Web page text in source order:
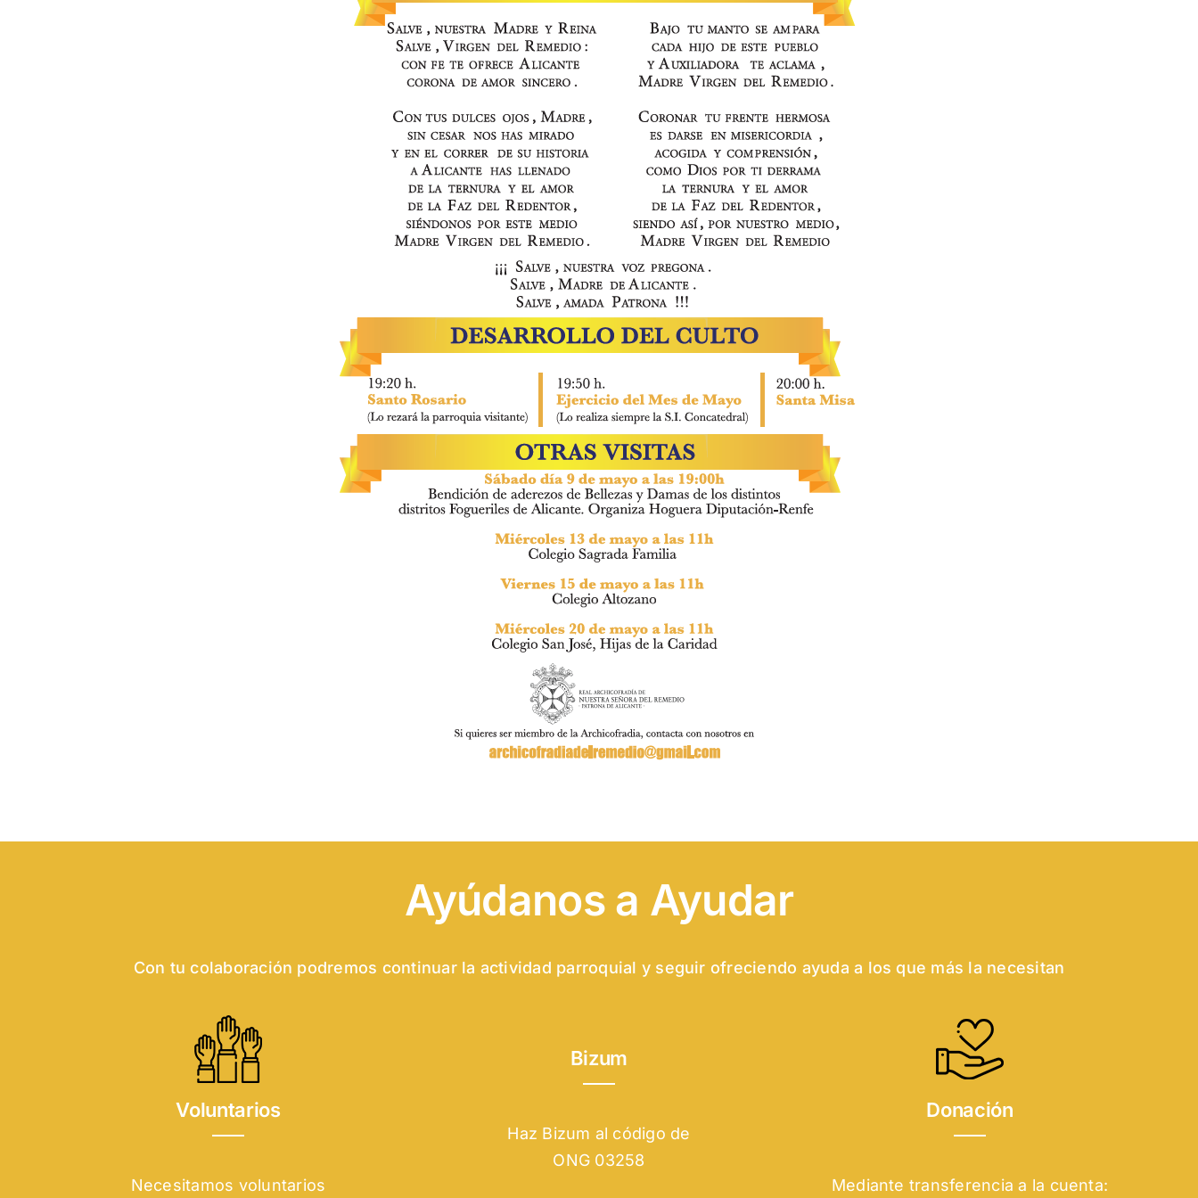
Ayúdanos a Ayudar
Con tu colaboración podremos continuar la actividad parroquial y seguir ofreciendo ayuda a los que más la necesitan
Voluntarios
Necesitamos voluntarios
Bizum
Haz Bizum al código de
ONG 03258
Donación
Mediante transferencia a la cuenta: